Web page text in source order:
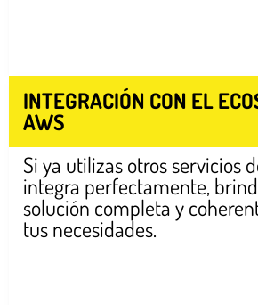
INTEGRACIÓN CON EL
AWS
Si ya utilizas otros servicios
integra perfectamente,
solución completa y
tus necesidades.